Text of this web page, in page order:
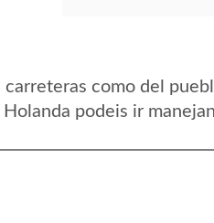
como del
podeis ir